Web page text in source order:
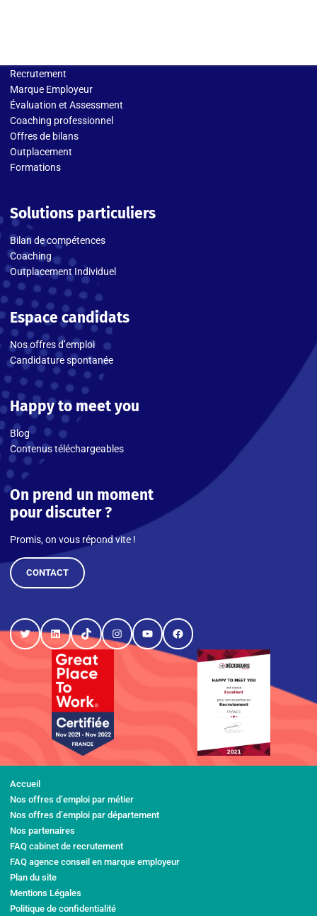
Recrutement
Marque Employeur
Évaluation et Assessment
Coaching professionnel
Offres de bilans
Outplacement
Formations
Solutions particuliers
Bilan de compétences
Coaching
Outplacement Individuel
Espace candidats
Nos offres d’emploi
Candidature spontanée
Happy to meet you
Blog
Contenus téléchargeables
On prend un moment
pour discuter ?
Promis, on vous répond vite !
CONTACT
TwitterLinkedInTikTokInstagram
YouTubeFacebook
Accueil
Nos offres d’emploi par métier
Nos offres d’emploi par département
Nos partenaires
FAQ cabinet de recrutement
FAQ agence conseil en marque employeur
Plan du site
Mentions Légales
Politique de confidentialité